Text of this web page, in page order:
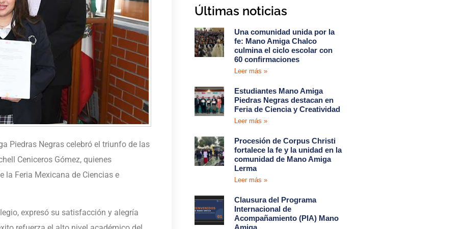
Piedras Negras celebró el triunfo de las
Ceniceros Gómez, quienes
la Feria Mexicana de Ciencias e
expresó su satisfacción y alegría
Últimas noticias
Una comunidad unida por la
fe: Mano Amiga Chalco
culmina el ciclo escolar con
60 confirmaciones
Leer más »
Estudiantes Mano Amiga
Piedras Negras destacan en
Feria de Ciencia y Creatividad
Leer más »
Procesión de Corpus Christi
fortalece la fe y la unidad en la
comunidad de Mano Amiga
Lerma
Leer más »
Clausura del Programa
Internacional de
Acompañamiento (PIA) Mano
Amiga